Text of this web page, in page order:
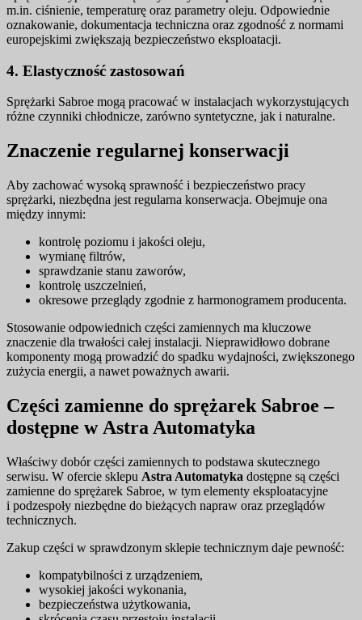
m.in. ciśnienie, temperaturę oraz parametry oleju. Odpowiednie
oznakowanie, dokumentacja techniczna oraz zgodność z normami
europejskimi zwiększają bezpieczeństwo eksploatacji.
4. Elastyczność zastosowań
Sprężarki Sabroe mogą pracować w instalacjach wykorzystujących
różne czynniki chłodnicze, zarówno syntetyczne, jak i naturalne.
Znaczenie regularnej konserwacji
Aby zachować wysoką sprawność i bezpieczeństwo pracy
sprężarki, niezbędna jest regularna konserwacja. Obejmuje ona
między innymi:
kontrolę poziomu i jakości oleju,
wymianę filtrów,
sprawdzanie stanu zaworów,
kontrolę uszczelnień,
okresowe przeglądy zgodnie z harmonogramem producenta.
Stosowanie odpowiednich części zamiennych ma kluczowe
znaczenie dla trwałości całej instalacji. Nieprawidłowo dobrane
komponenty mogą prowadzić do spadku wydajności, zwiększonego
zużycia energii, a nawet poważnych awarii.
Części zamienne do sprężarek Sabroe –
dostępne w Astra Automatyka
Właściwy dobór części zamiennych to podstawa skutecznego
serwisu. W ofercie sklepu Astra Automatyka dostępne są części
zamienne do sprężarek Sabroe, w tym elementy eksploatacyjne
i podzespoły niezbędne do bieżących napraw oraz przeglądów
technicznych.
Zakup części w sprawdzonym sklepie technicznym daje pewność:
kompatybilności z urządzeniem,
wysokiej jakości wykonania,
bezpieczeństwa użytkowania,